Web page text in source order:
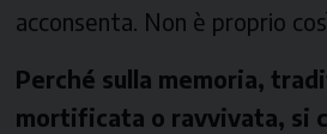
acconsenta. Non è proprio
Perché sulla memoria,
mortificata o ravvivata, si